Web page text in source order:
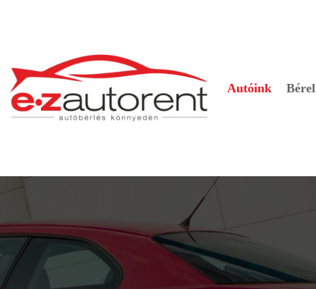
Autóink